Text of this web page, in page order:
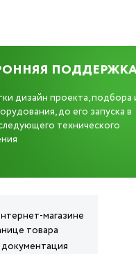
дизайн проекта, подбора
до его запуска в
технического
магазине
товара